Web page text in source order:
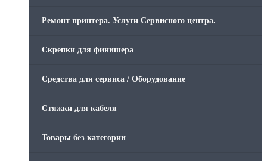
Ремонт принтера. Услуги Сервисного центра.
Скрепки для финишера
Средства для сервиса / Оборудование
Стяжки для кабеля
Товары без категории